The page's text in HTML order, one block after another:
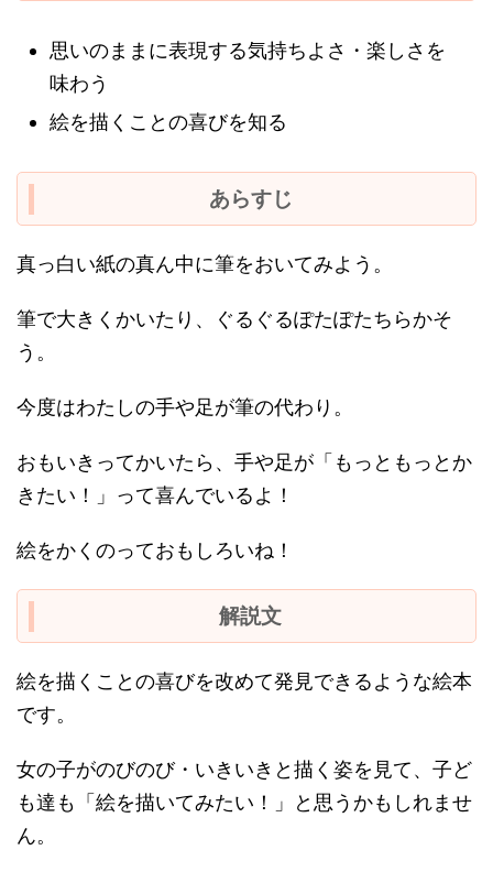
思いのままに表現する気持ちよさ・楽しさを
味わう
絵を描くことの喜びを知る
あらすじ
真っ白い紙の真ん中に筆をおいてみよう。
筆で大きくかいたり、ぐるぐるぽたぽたちらかそ
う。
今度はわたしの手や足が筆の代わり。
おもいきってかいたら、手や足が「もっともっとか
きたい！」って喜んでいるよ！
絵をかくのっておもしろいね！
解説文
絵を描くことの喜びを改めて発見できるような絵本
です。
女の子がのびのび・いきいきと描く姿を見て、子ど
も達も「絵を描いてみたい！」と思うかもしれませ
ん。